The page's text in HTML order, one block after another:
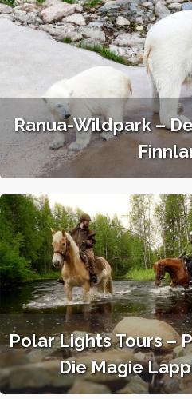
Ranua-Wildpark –
Polar Lights Tours –
Die Magie